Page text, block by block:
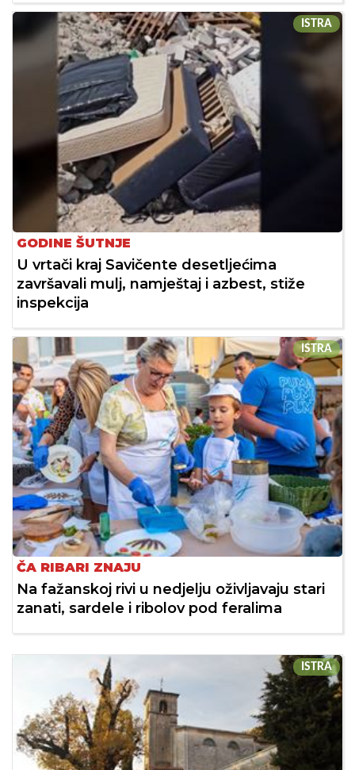
ISTRA
GODINE ŠUTNJE
U vrtači kraj Savičente desetljećima
završavali mulj, namještaj i azbest, stiže
inspekcija
ISTRA
ČA RIBARI ZNAJU
Na fažanskoj rivi u nedjelju oživljavaju stari
zanati, sardele i ribolov pod feralima
ISTRA